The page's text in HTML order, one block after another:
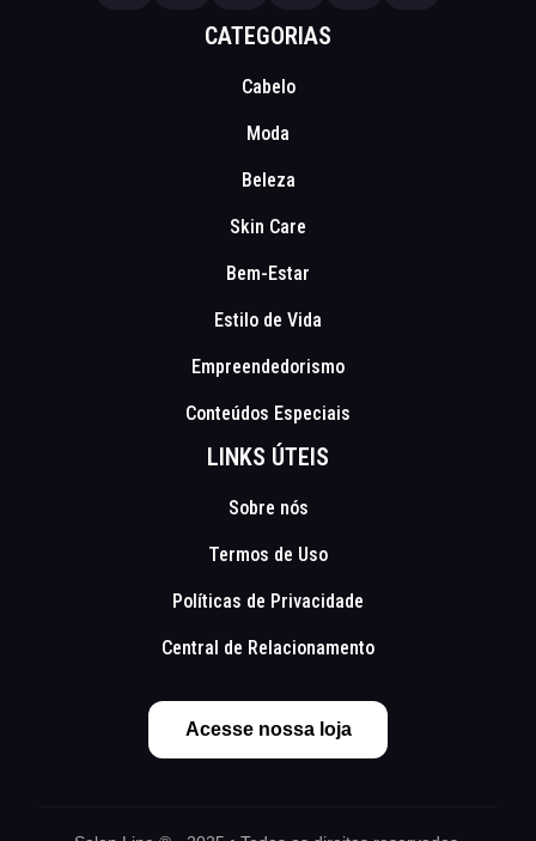
CATEGORIAS
Cabelo
Moda
Beleza
Skin Care
Bem-Estar
Estilo de Vida
Empreendedorismo
Conteúdos Especiais
LINKS ÚTEIS
Sobre nós
Termos de Uso
Políticas de Privacidade
Central de Relacionamento
Acesse nossa loja